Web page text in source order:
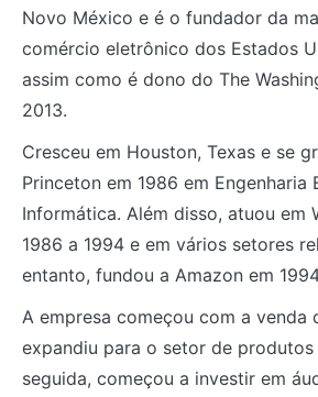
Novo México e é o fundador da
comércio eletrônico dos Estados
assim como é dono do The
2013.
Cresceu em Houston, Texas e se
Princeton em 1986 em Engenharia
Informática. Além disso, atuou em
1986 a 1994 e em vários setores
entanto, fundou a Amazon em
A empresa começou com a venda
expandiu para o setor de produtos
seguida, começou a investir em